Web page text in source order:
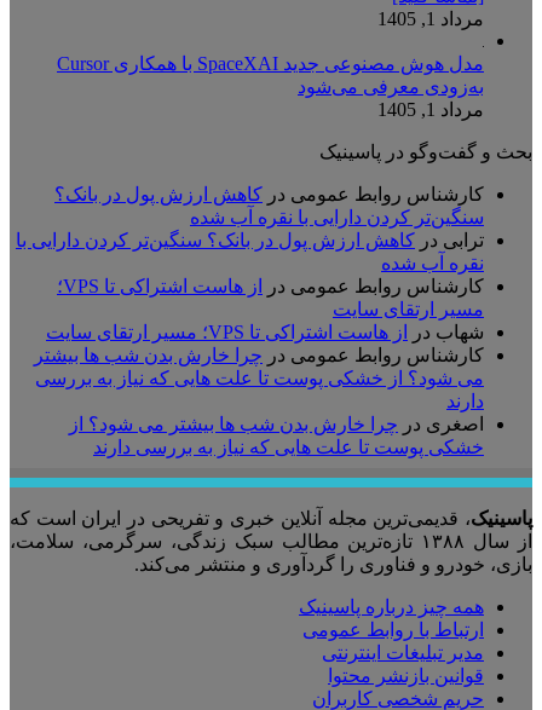
مرداد 1, 1405
مدل هوش مصنوعی جدید SpaceXAI با همکاری Cursor
به‌زودی معرفی می‌شود
مرداد 1, 1405
بحث و گفت‌وگو در پاسینیک
کارشناس روابط عمومی در کاهش ارزش پول در بانک؟
سنگین‌تر کردن دارایی با نقره آب شده
ترابی در کاهش ارزش پول در بانک؟ سنگین‌تر کردن دارایی با
نقره آب شده
کارشناس روابط عمومی در
از هاست اشتراکی تا VPS؛
مسیر ارتقای سایت
شهاب در
از هاست اشتراکی تا VPS؛ مسیر ارتقای سایت
کارشناس روابط عمومی در چرا خارش بدن شب ها بیشتر
می شود؟ از خشکی پوست تا علت هایی که نیاز به بررسی
دارند
اصغری در چرا خارش بدن شب ها بیشتر می شود؟ از
خشکی پوست تا علت هایی که نیاز به بررسی دارند
پاسینیک، قدیمی‌ترین مجله آنلاین خبری و تفریحی در ایران است که
از سال ۱۳۸۸ تازه‌ترین مطالب سبک زندگی، سرگرمی، سلامت،
بازی، خودرو و فناوری را گردآوری و منتشر می‌کند.
همه چیز درباره پاسینیک
ارتباط با روابط عمومی
مدیر تبلیغات اینترنتی
قوانین بازنشر محتوا
حریم شخصی کاربران